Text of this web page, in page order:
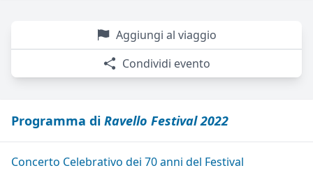
Aggiungi al viaggio
Condividi evento
Programma di Ravello Festival 2022
Concerto Celebrativo dei 70 anni del Festival